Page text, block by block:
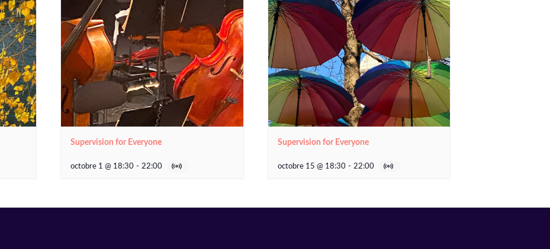
Supervision for Everyone
octobre 1 @ 18:30 - 22:00
Supervision for Everyone
octobre 15 @ 18:30 - 22:00